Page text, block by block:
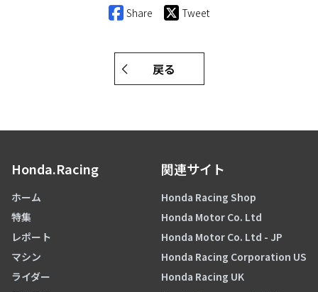
Share Tweet
戻る
Honda.Racing
ホーム
特集
レポート
マシン
ライダー
関連サイト
Honda Racing Shop
Honda Motor Co. Ltd
Honda Motor Co. Ltd - JP
Honda Racing Corporation US
Honda Racing UK